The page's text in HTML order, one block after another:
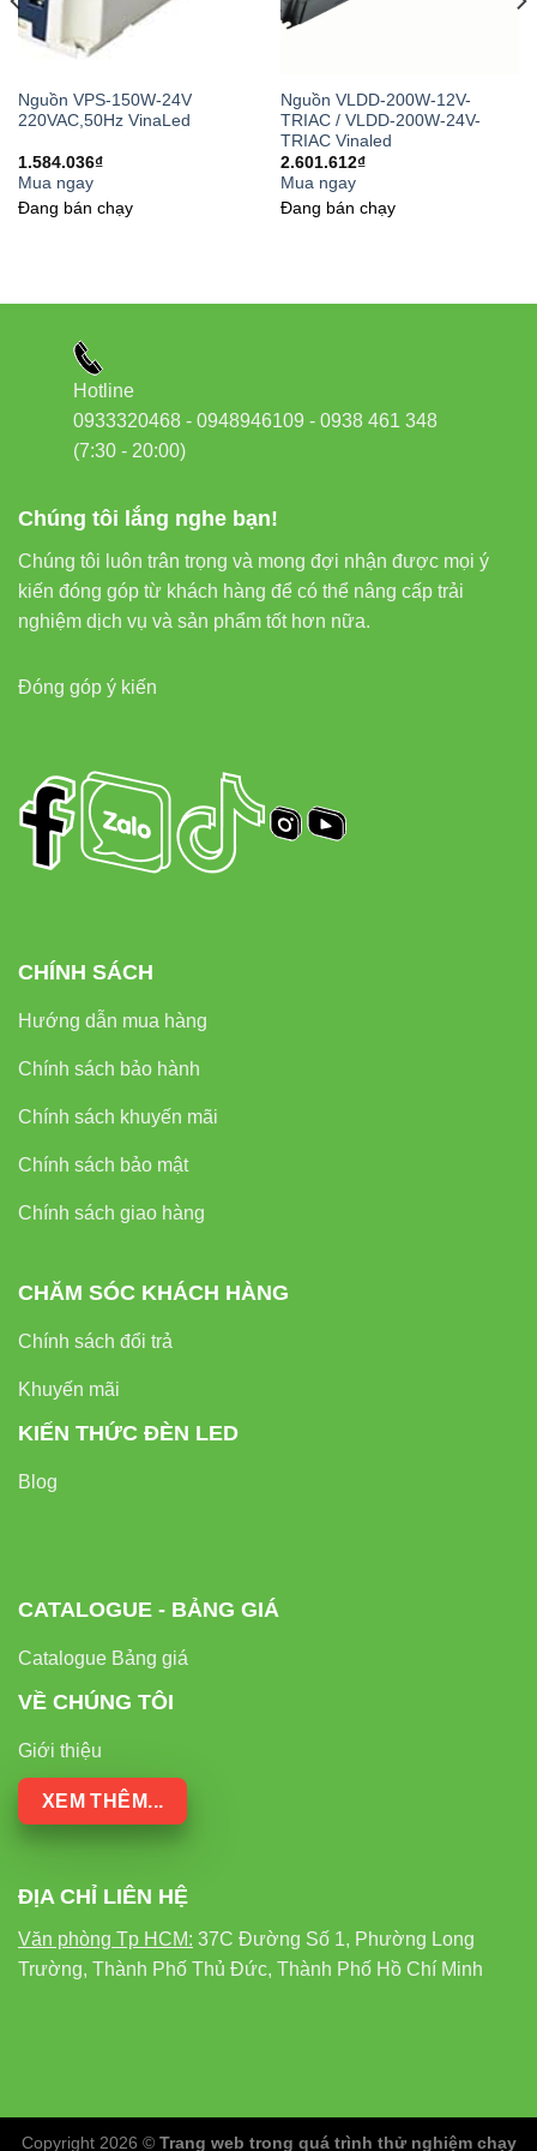
đáp ứng yêu cầu kỹ thuật cho cả dự án nhỏ lẫn công trình
lớn.
Liên hệ mua hàng chính hãng:
Đèn led Vinaled
Phone/Zalo:
0933320468 – 0948946109 – 0938 461
348
Địa chỉ:37C Street No. 1, Long Trường Ward, Thủ
Nguồn VPS-150W-24V
220VAC,50Hz VinaLed
1.584.036₫
Mua ngay
Đang bán chạy
Nguồn VLDD-200W-12V-
TRIAC / VLDD-200W-24V-
TRIAC Vinaled
2.601.612₫
Mua ngay
Đang bán chạy
Chúng tôi lắng nghe bạn!
Chúng tôi luôn trân trọng và mong đợi nhận được mọi ý
kiến đóng góp từ khách hàng để có thể nâng cấp trải
nghiệm dịch vụ và sản phẩm tốt hơn nữa.
Đóng góp ý kiến
Hotline
0933320468 - 0948946109 - 0938 461 348
(7:30 - 20:00)
CHÍNH SÁCH
Hướng dẫn mua hàng
Chính sách bảo hành
Chính sách khuyến mãi
Chính sách bảo mật
Chính sách giao hàng
CHĂM SÓC KHÁCH HÀNG
Chính sách đổi trả
Khuyến mãi
KIẾN THỨC ĐÈN LED
Blog
CATALOGUE - BẢNG GIÁ
Catalogue Bảng giá
VỀ CHÚNG TÔI
Giới thiệu
XEM THÊM...
ĐỊA CHỈ LIÊN HỆ
Văn phòng Tp HCM: 37C Đường Số 1, Phường Long
Trường, Thành Phố Thủ Đức, Thành Phố Hồ Chí Minh
Copyright 2026 © Trang web trong quá trình thử nghiệm chạy